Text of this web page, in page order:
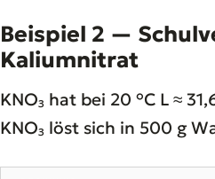
Beispiel 2 —
Kaliumnitrat
KNO₃ hat bei 20 °C L ≈
KNO₃ löst sich in 500 g